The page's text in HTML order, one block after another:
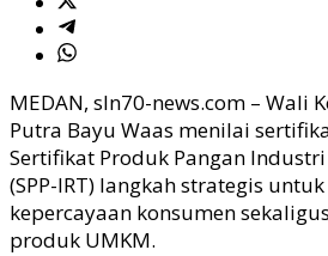
MEDAN, sln70-news.com – Wali
Putra Bayu Waas menilai
Sertifikat Produk Pangan
(SPP-IRT) langkah strategis
kepercayaan konsumen
produk UMKM.